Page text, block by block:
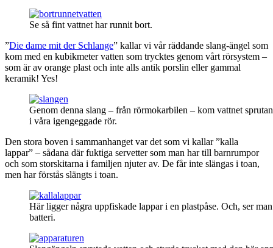
Se så fint vattnet har runnit bort.
”Die dame mit der Schlange” kallar vi vår räddande slang-ängel som
kom med en kubikmeter vatten som trycktes genom vårt rörsystem –
som är av orange plast och inte alls antik porslin eller gammal
keramik! Yes!
Genom denna slang – från rörmokarbilen – kom vattnet
i våra igengeggade rör.
Den stora boven i sammanhanget var det som vi kallar ”kalla
lappar” – sådana där fuktiga servetter som man har till barnrumpor
och som storskitarna i familjen njuter av. De får inte slängas i toan,
men har förstås slängts i toan.
Här ligger några uppfiskade lappar i en plastpåse. Och, ser
batteri.